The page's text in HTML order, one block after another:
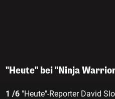
"Heute" bei "Ninja
1 /6 "Heute"-Reporter David